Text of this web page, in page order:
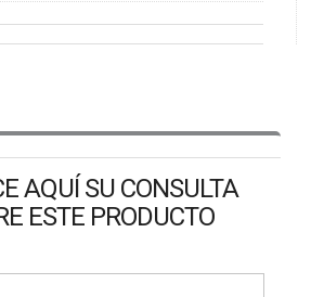
AQUÍ SU CONSULTA
ESTE PRODUCTO